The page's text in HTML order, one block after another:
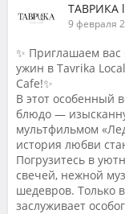
ТАВРИКА
9 февраля
✨ Приглашаем
ужин в Tavrika Local
Cafe!✨
В этот особенный
блюдо —
мультфильмом
история любви
Погрузитесь в
свечей, нежной
шедевров. Только
заслуживает